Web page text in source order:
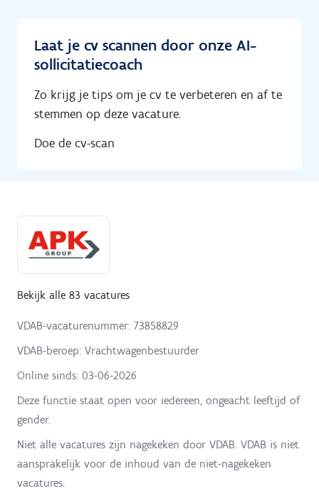
Laat je cv scannen door onze AI-
sollicitatiecoach
Zo krijg je tips om je cv te verbeteren en af te
stemmen op deze vacature.
Doe de cv-scan
Bekijk alle 83 vacatures
VDAB-vacaturenummer: 73858829
VDAB-beroep: Vrachtwagenbestuurder
Online sinds: 03-06-2026
Deze functie staat open voor iedereen, ongeacht leeftijd of
gender.
Niet alle vacatures zijn nagekeken door VDAB. VDAB is niet
aansprakelijk voor de inhoud van de niet-nagekeken
vacatures.